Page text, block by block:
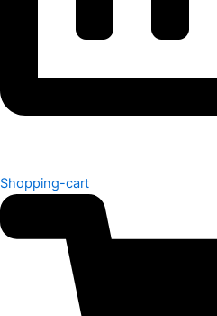
Shopping-cart